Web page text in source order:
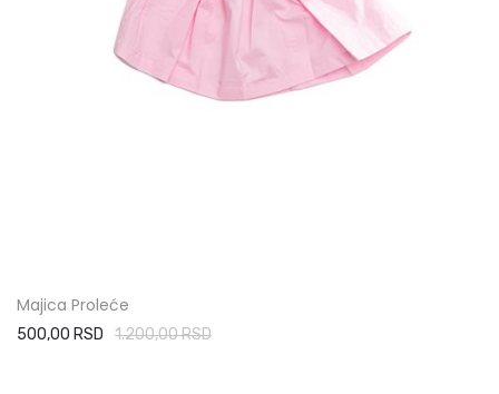
Majica Proleće
500,00 RSD 1.200,00 RSD